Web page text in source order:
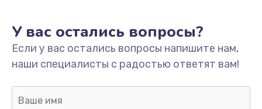
Замена/Pемонт карбюратора
1300 руб.
Заказать
У вас остались вопросы?
Если у вас остались вопросы напишите нам,
наши специалисты с радостью ответят вам!